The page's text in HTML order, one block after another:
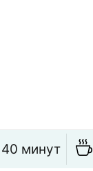
40 минут